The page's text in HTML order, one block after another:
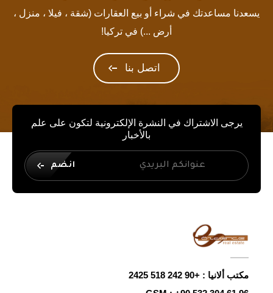
يسعدنا مساعدتك في شراء أو بيع العقارات (شقة ، فيلا ، منزل ،
أرض ...) في تركيا!
اتصل بنا
يرجى الاشتراك في النشرة الإلكترونية لتكون على علم
بالأخبار
انضم
مكتب ألانيا : +90 242 518 2425